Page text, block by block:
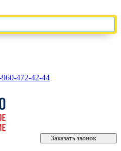
960-472-42-44
Заказать звонок